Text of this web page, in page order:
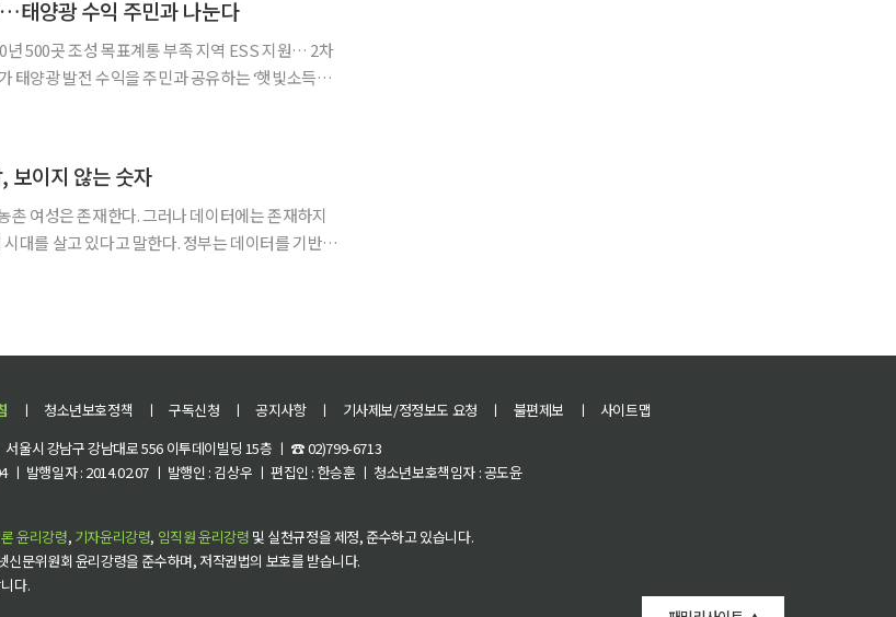
태양광 수익 주민과 나눈다
500곳 조성 목표계통 부족 지역 ESS 지원… 2차
보이지 않는 숫자
촌 여성은 존재한다. 그러나 데이터에는 존재하지
ㅣ 청소년보호정책 ㅣ 구독신청 ㅣ 공지사항 ㅣ 기사제보/정정보도 요청 ㅣ 불편제보 ㅣ
사이트맵
서울시 강남구 강남대로 556 이투데이빌딩 15층 ㅣ ☎ 02)799-6713
발행일자 : 2014.02.07 ㅣ 발행인 : 김상우 ㅣ 편집인 : 한승훈 ㅣ 청소년보호책임자 : 공도윤
윤리강령, 기자윤리강령, 임직원 윤리강령 및 실천규정을 제정, 준수하고 있습니다.
문위원회 윤리강령을 준수하며, 저작권법의 보호를 받습니다.
다.